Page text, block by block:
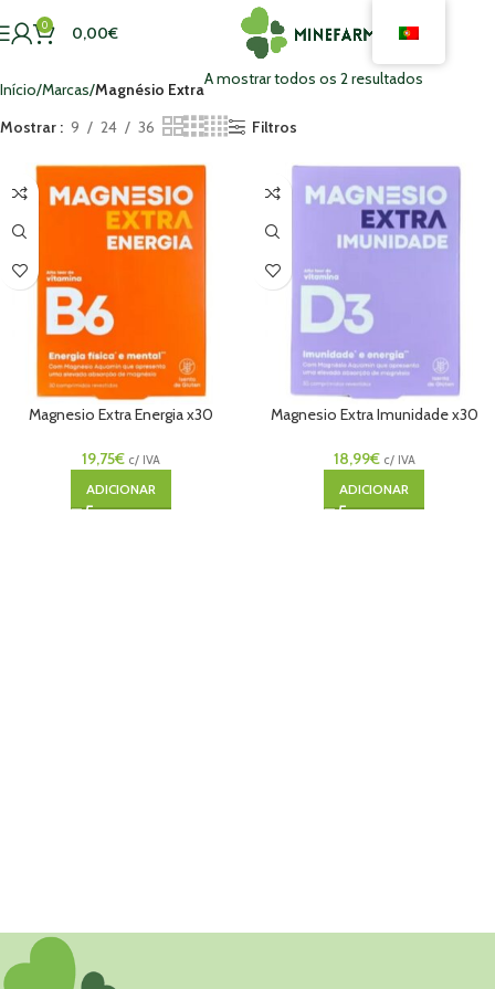
0 0,00€
Início Marcas Magnésio Extra
A mostrar todos os 2 resultados
Mostrar 9 24 36 Filtros
Magnesio Extra Energia x30
19,75€ c/ IVA
ADICIONAR
Magnesio Extra Imunidade x30
18,99€ c/ IVA
ADICIONAR